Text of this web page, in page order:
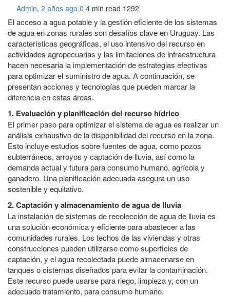
Admin, 2 años ago 0 4 min read 1292
El acceso a agua potable y la gestión eficiente de los sistemas
de agua en zonas rurales son desafíos clave en Uruguay. Las
características geográficas, el uso intensivo del recurso en
actividades agropecuarias y las limitaciones de infraestructura
hacen necesaria la implementación de estrategias efectivas
para optimizar el suministro de agua. A continuación, se
presentan acciones y tecnologías que pueden marcar la
diferencia en estas áreas.
1. Evaluación y planificación del recurso hídrico
El primer paso para optimizar el sistema de agua es realizar un
análisis exhaustivo de la disponibilidad del recurso en la zona.
Esto incluye estudios sobre fuentes de agua, como pozos
subterráneos, arroyos y captación de lluvia, así como la
demanda actual y futura para consumo humano, agrícola y
ganadero. Una planificación adecuada asegura un uso
sostenible y equitativo.
2. Captación y almacenamiento de agua de lluvia
La instalación de sistemas de recolección de agua de lluvia es
una solución económica y eficiente para abastecer a las
comunidades rurales. Los techos de las viviendas y otras
construcciones pueden utilizarse como superficies de
captación, y el agua recolectada puede almacenarse en
tanques o cisternas diseñados para evitar la contaminación.
Este recurso puede usarse para riego, limpieza y, con un
adecuado tratamiento, para consumo humano.